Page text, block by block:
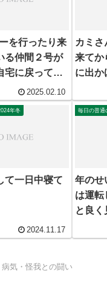
を行ったり来
る仲間２号が
宅に戻って来
2025.02.10
カミさ
来てか
に出か
年冬
て一日中寝て
2024.11.17
毎日の普通
年のせ
は運転
と良く
病気・怪我との闘い